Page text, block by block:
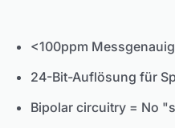
<100ppm
24-Bit-Auflösung für
Bipolar circuitry = No